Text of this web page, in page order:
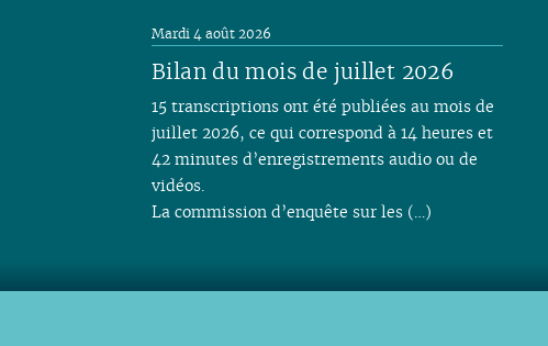
Bilan du mois de juillet 2026
Mardi 4 août 2026
15 transcriptions ont été publiées au mois de
juillet 2026, ce qui correspond à 14 heures et
42 minutes d’enregistrements audio ou de
vidéos.
La commission d’enquête sur les (…)